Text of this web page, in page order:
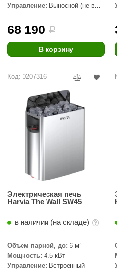
Управление: Выносной (не в
68 190 i
В корзину
Код: 0207316
Электрическая печь
Harvia The Wall SW45
в наличии (на складе)
Объем парной, до: 6 м³
Мощность: 4.5 кВт
Управление: Встроенный